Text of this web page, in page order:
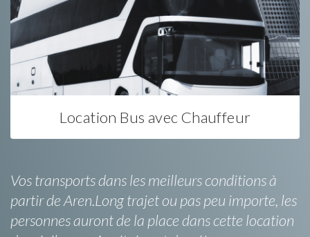
Location Bus avec Chauffeur
Vos transports dans les meilleurs conditions à
partir de Aren.Long trajet ou pas peu importe, les
personnes auront de la place dans cette location